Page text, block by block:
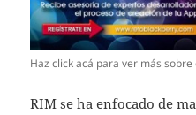
Haz click acá para ver más
RIM se ha enfocado de